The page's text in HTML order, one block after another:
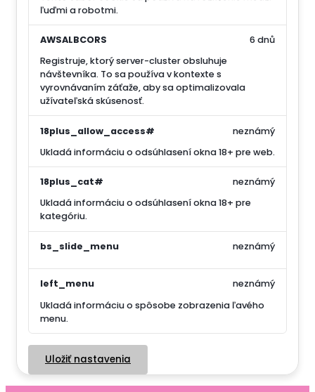
ľuďmi a robotmi.
AWSALBCORS
Registruje, ktorý server-cluster obsluhuje
návštevníka. To sa používa v kontexte s
vyrovnávaním záťaže, aby sa optimalizovala
užívateľská skúsenosť.
6 dnů
18plus_allow_access#
Ukladá informáciu o odsúhlasení okna 18+ pre web.
neznámý
18plus_cat#
Ukladá informáciu o odsúhlasení okna 18+ pre
kategóriu.
neznámý
bs_slide_menu neznámý
left_menu
Ukladá informáciu o spôsobe zobrazenia ľavého
menu.
neznámý
Uložiť nastavenia